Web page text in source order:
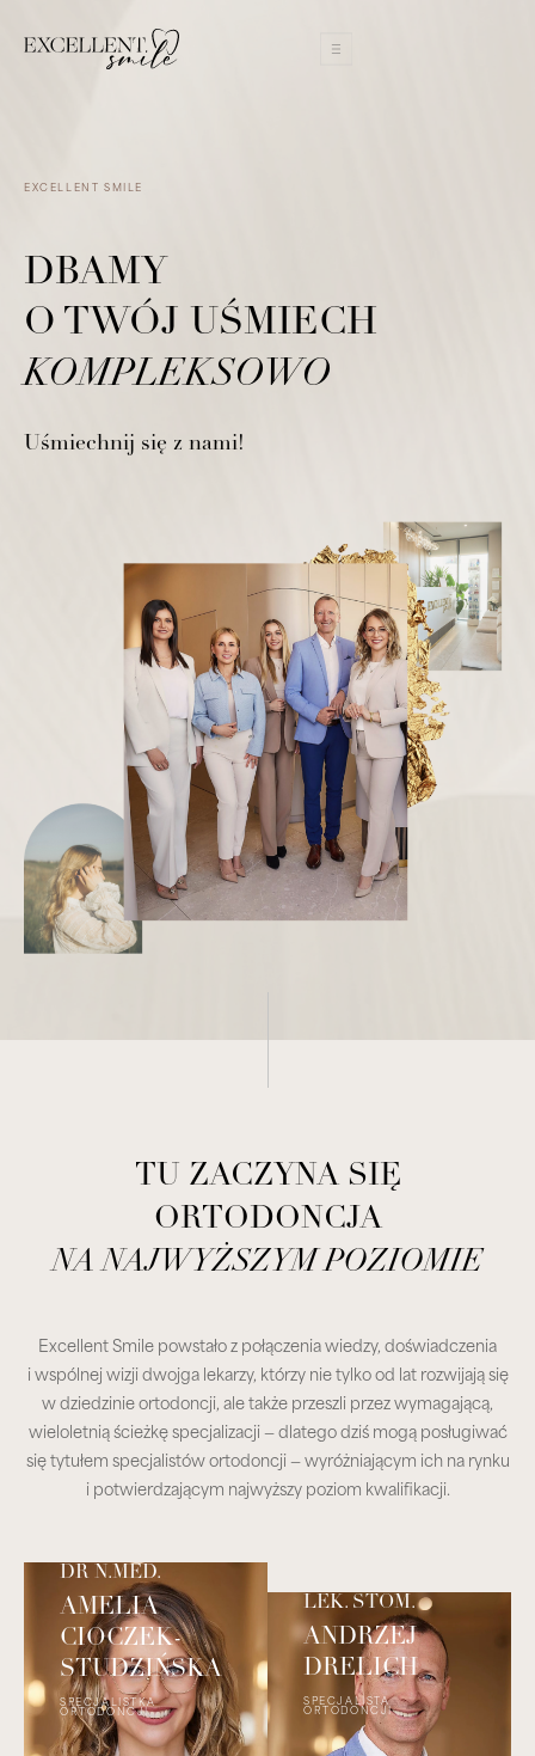
EXCELLENT SMILE
DBAMY
O TWÓJ UŚMIECH
KOMPLEKSOWO
Uśmiechnij się z nami!
TU ZACZYNA SIĘ
ORTODONCJA
NA NAJWYŻSZYM POZIOMIE
Excellent Smile powstało z połączenia wiedzy, doświadczenia
i wspólnej wizji dwojga lekarzy, którzy nie tylko od lat rozwijają się
w dziedzinie ortodoncji, ale także przeszli przez wymagającą,
wieloletnią ścieżkę specjalizacji — dlatego dziś mogą posługiwać
się tytułem specjalistów ortodoncji — wyróżniającym ich na rynku
i potwierdzającym najwyższy poziom kwalifikacji.
DR N.MED.
AMELIA
CIOCZEK-
STUDZIŃSKA
SPECJALISTKA
ORTODONCJI
LEK. STOM.
ANDRZEJ
DRELICH
SPECJALISTA
ORTODONCJI